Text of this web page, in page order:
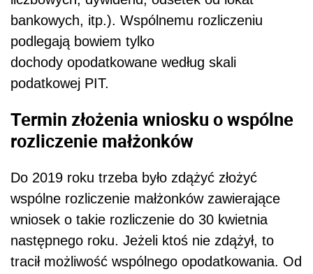
bankowych, itp.). Wspólnemu rozliczeniu
podlegają bowiem tylko
dochody opodatkowane według skali
podatkowej PIT.
Termin złożenia wniosku o wspólne
rozliczenie małżonków
Do 2019 roku trzeba było zdążyć złożyć
wspólne rozliczenie małżonków zawierające
wniosek o takie rozliczenie do 30 kwietnia
następnego roku. Jeżeli ktoś nie zdążył, to
tracił możliwość wspólnego opodatkowania. Od